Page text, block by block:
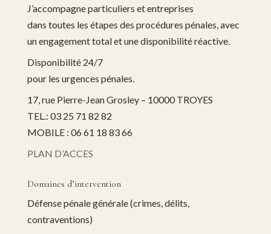
J’accompagne particuliers et entreprises
dans toutes les étapes des procédures pénales, avec
un engagement total et une disponibilité réactive.
Disponibilité 24/7
pour les urgences pénales.
17, rue Pierre-Jean Grosley – 10000 TROYES
TEL.: 03 25 71 82 82
MOBILE : 06 61 18 83 66
PLAN D’ACCES
Domaines d’intervention
Défense pénale générale (crimes, délits,
contraventions)